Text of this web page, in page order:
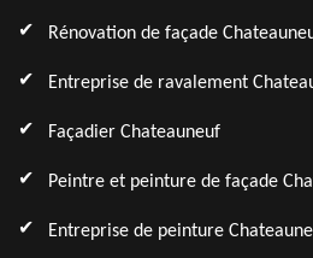
Rénovation de façade
Entreprise de ravalement
Façadier Chateauneuf
Peintre et peinture de façade
Entreprise de peinture